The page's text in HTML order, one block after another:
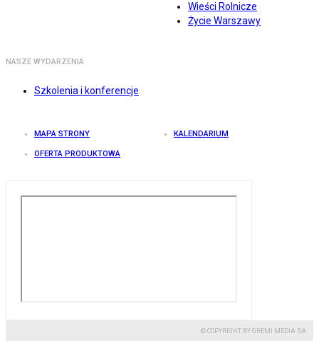
Wieści Rolnicze
Życie Warszawy
NASZE WYDARZENIA
Szkolenia i konferencje
MAPA STRONY KALENDARIUM
OFERTA PRODUKTOWA
© COPYRIGHT BY GREMI MEDIA SA